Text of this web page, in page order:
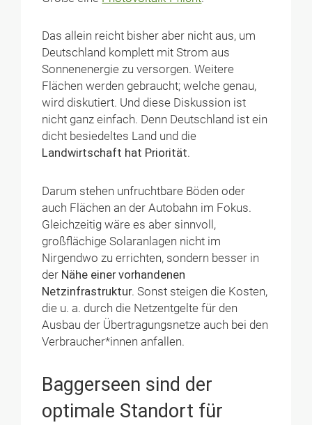
Das allein reicht bisher aber nicht aus, um
Deutschland komplett mit Strom aus
Sonnenenergie zu versorgen. Weitere
Flächen werden gebraucht; welche genau,
wird diskutiert. Und diese Diskussion ist
nicht ganz einfach. Denn Deutschland ist ein
dicht besiedeltes Land und die
Landwirtschaft hat Priorität.
Darum stehen unfruchtbare Böden oder
auch Flächen an der Autobahn im Fokus.
Gleichzeitig wäre es aber sinnvoll,
großflächige Solaranlagen nicht im
Nirgendwo zu errichten, sondern besser in
der Nähe einer vorhandenen
Netzinfrastruktur. Sonst steigen die Kosten,
die u. a. durch die Netzentgelte für den
Ausbau der Übertragungsnetze auch bei den
Verbraucher*innen anfallen.
Baggerseen sind der
optimale Standort für